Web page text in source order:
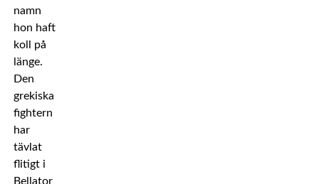
namn
hon haft
koll på
länge.
Den
grekiska
fightern
har
tävlat
flitigt i
Bellator